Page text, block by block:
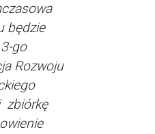
będzie
go
Rozwoju
zbiórkę